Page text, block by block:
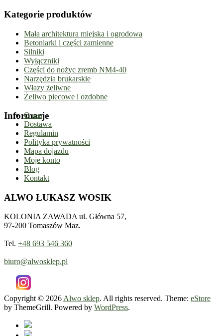
Kategorie produktów
Mała architektura miejska i ogrodowa
Betoniarki i części zamienne
Silniki
Wyłączniki
Części do nożyc zremb NM4-40
Narzędzia brukarskie
Włazy żeliwne
Żeliwo piecowe i ozdobne
Informacje
O nas
Dostawa
Regulamin
Polityka prywatności
Mapa dojazdu
Moje konto
Blog
Kontakt
ALWO ŁUKASZ WOSIK
KOLONIA ZAWADA ul. Główna 57,
97-200 Tomaszów Maz.
Tel. +48 693 546 360
biuro@alwosklep.pl
Copyright © 2026Alwo sklep. All rights reserved. Theme: eStore
by ThemeGrill. Powered by WordPress.